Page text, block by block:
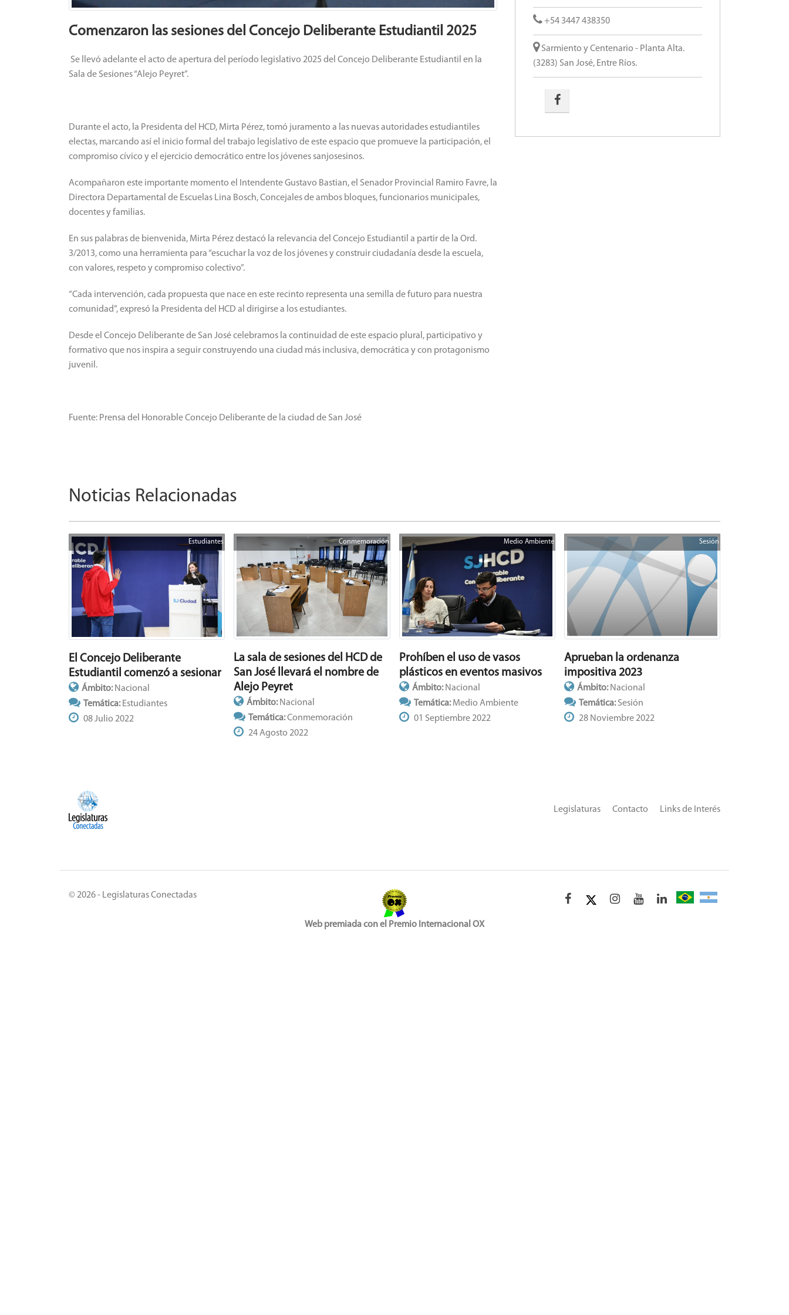
Comenzaron las sesiones del Concejo Deliberante Estudiantil 2025
Se llevó adelante el acto de apertura del período legislativo 2025 del Concejo Deliberante Estudiantil en la
Sala de Sesiones “Alejo Peyret”.
Durante el acto, la Presidenta del HCD, Mirta Pérez, tomó juramento a las nuevas autoridades estudiantiles
electas, marcando así el inicio formal del trabajo legislativo de este espacio que promueve la participación, el
compromiso cívico y el ejercicio democrático entre los jóvenes sanjosesinos.
Acompañaron este importante momento el Intendente Gustavo Bastian, el Senador Provincial Ramiro Favre, la
Directora Departamental de Escuelas Lina Bosch, Concejales de ambos bloques, funcionarios municipales,
docentes y familias.
En sus palabras de bienvenida, Mirta Pérez destacó la relevancia del Concejo Estudiantil a partir de la Ord.
3/2013, como una herramienta para “escuchar la voz de los jóvenes y construir ciudadanía desde la escuela,
con valores, respeto y compromiso colectivo”.
“Cada intervención, cada propuesta que nace en este recinto representa una semilla de futuro para nuestra
comunidad”, expresó la Presidenta del HCD al dirigirse a los estudiantes.
Desde el Concejo Deliberante de San José celebramos la continuidad de este espacio plural, participativo y
formativo que nos inspira a seguir construyendo una ciudad más inclusiva, democrática y con protagonismo
juvenil.
Fuente: Prensa del Honorable Concejo Deliberante de la ciudad de San José
+54 3447 438350
Sarmiento y Centenario - Planta Alta.
(3283) San José, Entre Ríos.
Noticias Relacionadas
Estudiantes
El Concejo Deliberante
Estudiantil comenzó a sesionar
Ámbito: Nacional
Temática: Estudiantes
08 Julio 2022
Conmemoración
La sala de sesiones del HCD de
San José llevará el nombre de
Alejo Peyret
Ámbito:Nacional
Temática:Conmemoración
24 Agosto 2022
Medio Ambiente
Prohíben el uso de vasos
plásticos en eventos masivos
Ámbito:Nacional
Temática:Medio Ambiente
01 Septiembre 2022
Sesión
Aprueban la ordenanza
impositiva 2023
Ámbito:Nacional
Temática:Sesión
28 Noviembre 2022
Links de Interés
Contacto
Legislaturas
© 2026 - Legislaturas Conectadas
Web premiada con el Premio Internacional OX